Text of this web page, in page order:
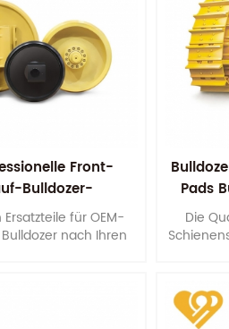
Front-
Bulldozer-
für OEM-
nach Ihren
Pads
Die